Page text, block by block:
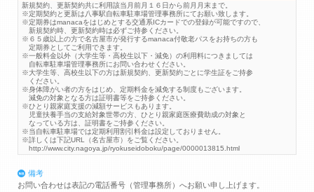
新規契約、更新契約共に利用該当月前月１６日から前月月末まで。
※定期契約と更新は八事駅自転車駐車場管理事務所にてお願い致します。
※定期券はmanacaをはじめとする交通系ICカードでの登録が可能ですので、
新規契約時、更新契約時は必ずご持参ください。
※６５歳以上の方で名古屋市が発行するmanaca付敬老パスをお持ちの方も
定期券としてご利用できます。
※一般料金以外（大学生等・高校生以下・減免）の利用料につきましては
自転車駐車場管理事務所にお問い合わせください。
※大学生等、高校生以下の方は新規契約、更新契約ごとに学生証をご持参
ください。
※身体障がい者の方をはじめ、定期料金を減免する制度もございます。
減免の対象となる方は証明書等をご持参ください。
※ひとり親家庭支援の減額サービスもあります。
児童扶養手当の支給対象世帯の方、ひとり親家庭医療費助成の対象と
なっている方は、証明書をご持参ください。
※当自転車駐車場では定期利用割引料金は設定しておりません。
※詳しくは下記URL（名古屋市）をご覧ください。
http://www.city.nagoya.jp/ryokuseidoboku/page/0000013815.html
備考
お問い合わせは表記の電話番号（管理事務所）へお願い申し上げます。